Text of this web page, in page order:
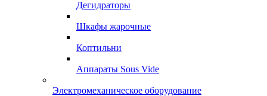
Дегидраторы
Шкафы жарочные
Коптильни
Аппараты Sous Vide
Электромеханическое оборудование